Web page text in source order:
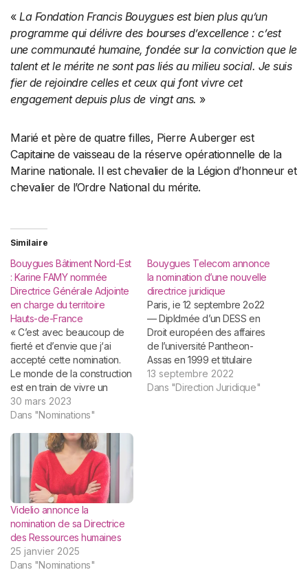
« La Fondation Francis Bouygues est bien plus qu’un
programme qui délivre des bourses d’excellence : c’est
une communauté humaine, fondée sur la conviction que le
talent et le mérite ne sont pas liés au milieu social. Je suis
fier de rejoindre celles et ceux qui font vivre cet
engagement depuis plus de vingt ans. »
Marié et père de quatre filles, Pierre Auberger est
Capitaine de vaisseau de la réserve opérationnelle de la
Marine nationale. Il est chevalier de la Légion d’honneur et
chevalier de l’Ordre National du mérite.
Similaire
Bouygues Bâtiment Nord-Est
: Karine FAMY nommée
Directrice Générale Adjointe
en charge du territoire
Hauts-de-France
« C’est avec beaucoup de
fierté et d’envie que j‘ai
accepté cette nomination.
Le monde de la construction
est en train de vivre un
moment de transformation
unique, où il doit mener à la
industrielle » et réduire
drastiquement son
empreinte écologique. Je
suis résolument prête…
30 mars 2023
Dans "Nominations"
Bouygues Telecom annonce
la nomination d’une nouvelle
directrice juridique
Paris, ie 12 septembre 2o22
— Dipldmée d’un DESS en
Droit européen des affaires
de l’université Pantheon-
Assas en 1999 et titulaire
d’une licence d’allemand,
Juliette Lallemand Victor (47
13 septembre 2022
Dans "Direction Juridique"
Videlio annonce la
nomination de sa Directrice
des Ressources humaines
25 janvier 2025
Dans "Nominations"